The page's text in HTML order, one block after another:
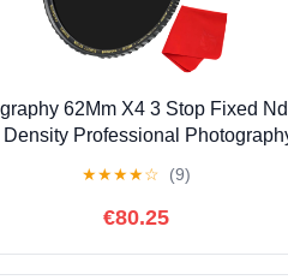
62Mm X4 3 Stop Fixed
Professional
★★★★☆ (9)
€80.25